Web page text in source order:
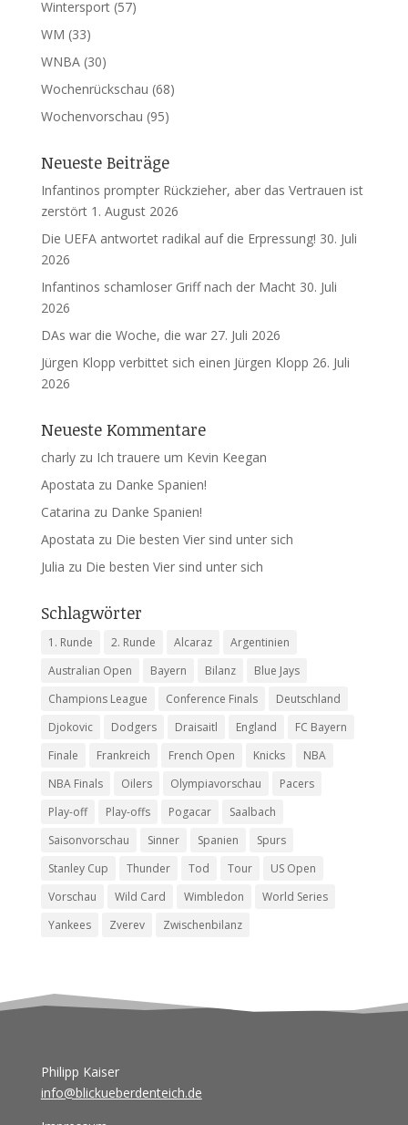
Wintersport(57)
WM (33)
WNBA(30)
Wochenrückschau (68)
Wochenvorschau (95)
Neueste Beiträge
Infantinos prompter Rückzieher, aber das Vertrauen ist
zerstört 1. August 2026
Die UEFA antwortet radikal auf die Erpressung! 30. Juli
2026
Infantinos schamloser Griff nach der Macht 30. Juli
2026
DAs war die Woche, die war 27. Juli 2026
Jürgen Klopp verbittet sich einen Jürgen Klopp 26. Juli
2026
Neueste Kommentare
charlyzu Ich trauere um Kevin Keegan
Apostata zu Danke Spanien!
Catarina zu Danke Spanien!
Apostata zu Die besten Vier sind unter sich
Julia zu Die besten Vier sind unter sich
Schlagwörter
1. Runde 2. Runde Alcaraz
Argentinien
Australian Open
Bayern Bilanz
Blue Jays
Champions League
Conference Finals
Deutschland
Djokovic
Dodgers Draisaitl England
FC Bayern
Finale
Frankreich French Open Knicks
NBA
NBA Finals
Oilers Olympiavorschau
Pacers
Play-off
Play-offs Pogacar
Saalbach
Saisonvorschau
Sinner Spanien
Spurs
Stanley Cup
Thunder Tod Tour
US Open
Vorschau
Wild Card Wimbledon
World Series
Yankees
Zverev Zwischenbilanz
Philipp Kaiser
info@blickueberdenteich.de